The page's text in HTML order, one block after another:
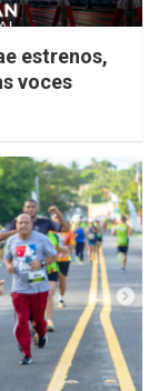
estrenos,
voces